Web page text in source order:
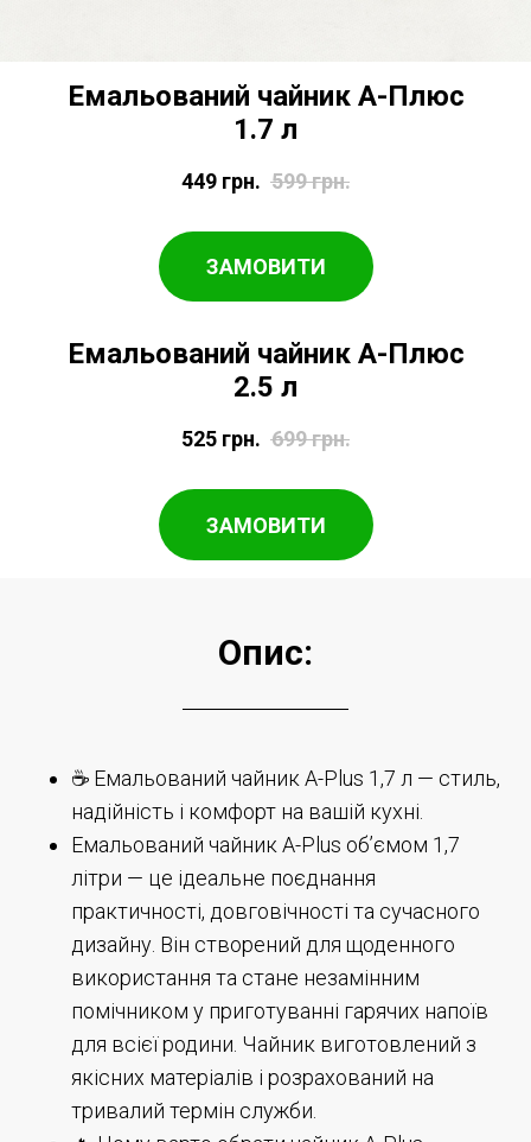
Емальований чайник А-Плюс
1.7 л
449 грн. 599грн.
ЗАМОВИТИ
Емальований чайник А-Плюс
2.5 л
525 грн. 699грн.
ЗАМОВИТИ
Опис:
☕ Емальований чайник A-Plus 1,7 л — стиль,
надійність і комфорт на вашій кухні.
Емальований чайник A-Plus об’ємом 1,7
літри — це ідеальне поєднання
практичності, довговічності та сучасного
дизайну. Він створений для щоденного
використання та стане незамінним
помічником у приготуванні гарячих напоїв
для всієї родини. Чайник виготовлений з
якісних матеріалів і розрахований на
тривалий термін служби.